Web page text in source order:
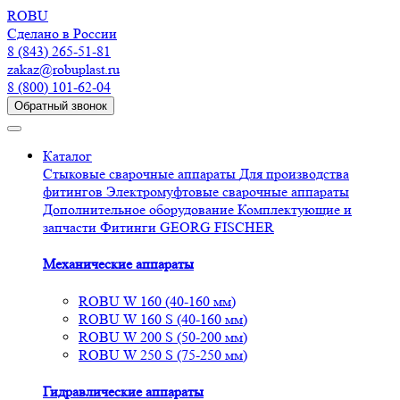
ROBU
Сделано в России
8 (843) 265-51-81
zakaz@robuplast.ru
8 (800) 101-62-04
Обратный звонок
Каталог
Стыковые сварочные аппараты Для производства
фитингов Электромуфтовые сварочные аппараты
Дополнительное оборудование Комплектующие и
запчасти Фитинги GEORG FISCHER
Механические аппараты
ROBU W 160 (40-160 мм)
ROBU W 160 S (40-160 мм)
ROBU W 200 S (50-200 мм)
ROBU W 250 S (75-250 мм)
Гидравлические аппараты